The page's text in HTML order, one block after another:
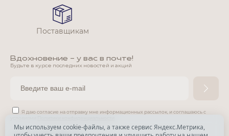
Вдохновение - у вас в почте!
Будьте в курсе последних новостей и акций
Я даю согласие на отправку мне информационных рассылок, и соглашаюсь с
Поставщикам
Мы используем cookie-файлы, а также сервис Яндекс.Метрика,